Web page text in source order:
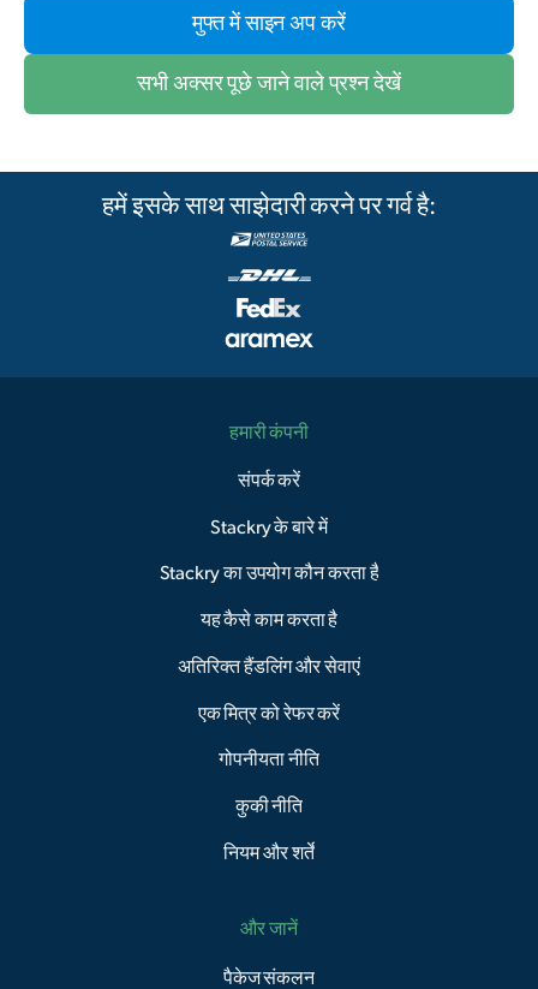
मुफ्त में साइन अप करें
सभी अक्सर पूछे जाने वाले प्रश्न देखें
हमें इसके साथ साझेदारी करने पर गर्व है:
हमारी कंपनी
संपर्क करें
Stackry के बारे में
Stackry का उपयोग कौन करता है
यह कैसे काम करता है
अतिरिक्त हैंडलिंग और सेवाएं
एक मित्र को रेफर करें
गोपनीयता नीति
कुकी नीति
नियम और शर्तें
और जानें
पैकेज संकलन